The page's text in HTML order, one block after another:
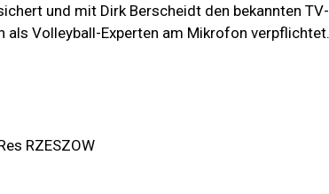
und mit Dirk Berscheidt den bekannten TV-
als Volleyball-Experten am Mikrofon verpflichtet.
RZESZOW